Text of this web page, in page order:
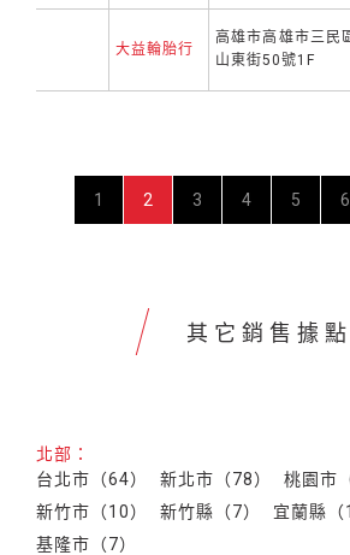
大益輪胎行
高雄市高雄市三民
山東街50號1F
1 2 3 4 5 6
其它銷售據點
北部：
台北市（64） 新北市（78）
桃園市
新竹市（10）
新竹縣（7）
宜蘭縣（
基隆市（7）